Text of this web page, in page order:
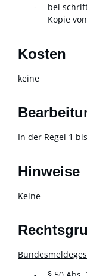
bei
Kopie
Kosten
keine
In der Regel 1
Hinweise
Keine